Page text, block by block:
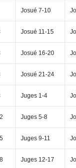
par
Mort, résurrection
L'Église,
Prophétie
Vie pratique
Sujets de A à Z
Josué 7-10
Josué 11-15
Josué 16-20
Josué 21-24
Juges 1-4
Juges 5-8
Juges 9-11
Juges 12-17